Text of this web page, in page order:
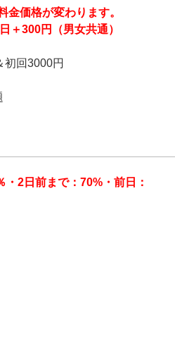
金価格が変わります。
日＋300円（男女共通）
回3000円
・2日前まで：70%・前日：